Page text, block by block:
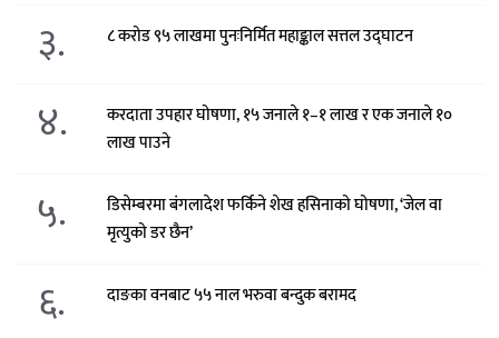
३. ८ करोड ९५ लाखमा पुनःनिर्मित महाङ्काल सत्तल उद्घाटन
४.
करदाता उपहार घोषणा, १५ जनाले १–१ लाख र एक जनाले १०
लाख पाउने
५.
डिसेम्बरमा बंगलादेश फर्किने शेख हसिनाको घोषणा, ‘जेल वा
मृत्युको डर छैन’
६. दाङका वनबाट ५५ नाल भरुवा बन्दुक बरामद